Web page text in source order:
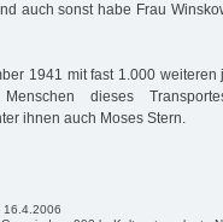
auch sonst habe Frau
1941 mit fast 1.000
dieses
ihnen auch Moses Stern.
16.4.2006